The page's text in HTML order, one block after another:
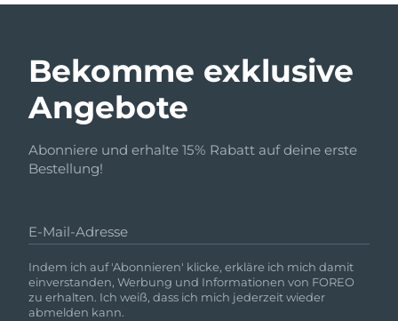
Bekomme exklusive
Angebote
Abonniere und erhalte 15% Rabatt auf deine erste
Bestellung!
E-Mail-Adresse
Indem ich auf 'Abonnieren' klicke, erkläre ich mich damit
einverstanden, Werbung und Informationen von FOREO
zu erhalten. Ich weiß, dass ich mich jederzeit wieder
abmelden kann.